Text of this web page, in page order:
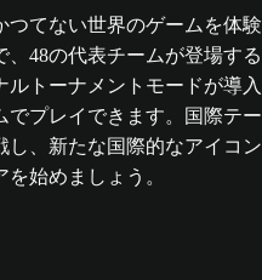
つてない世界のゲームを体験
48の代表チームが登場する
ルトーナメントモードが導入
でプレイできます。国際テー
し、新たな国際的なアイコン
始めましょう。